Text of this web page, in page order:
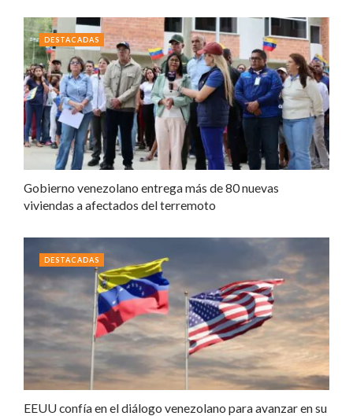
Gobierno venezolano entrega más de 80 nuevas
viviendas a afectados del terremoto
DESTACADAS
EEUU confía en el diálogo venezolano para avanzar en su
DESTACADAS